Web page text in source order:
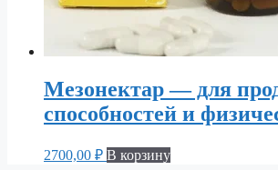
Мезонектар — для
способностей и
2700,00 ₽ В корзину